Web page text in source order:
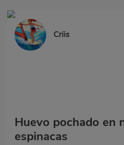
Criis
Huevo pochado en
espinacas